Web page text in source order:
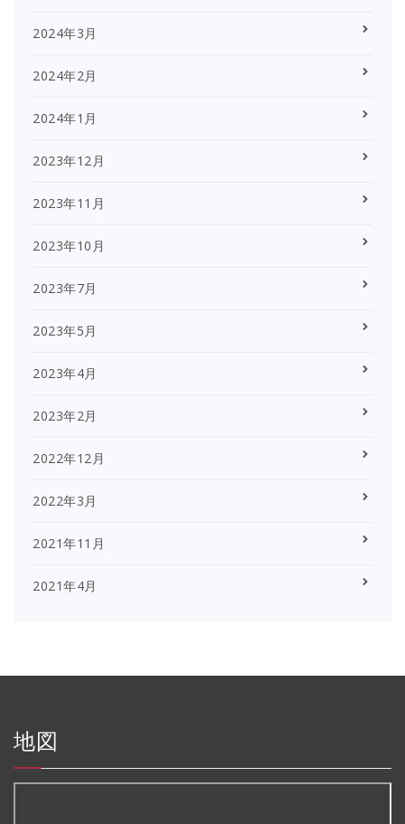
2024年3月
2024年2月
2024年1月
2023年12月
2023年11月
2023年10月
2023年7月
2023年5月
2023年4月
2023年2月
2022年12月
2022年3月
2021年11月
2021年4月
地図